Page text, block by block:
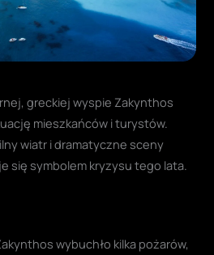
greckiej wyspie Zakynthos
mieszkańców i turystów.
wiatr i dramatyczne sceny
się symbolem kryzysu tego lata.
wybuchło kilka pożarów,